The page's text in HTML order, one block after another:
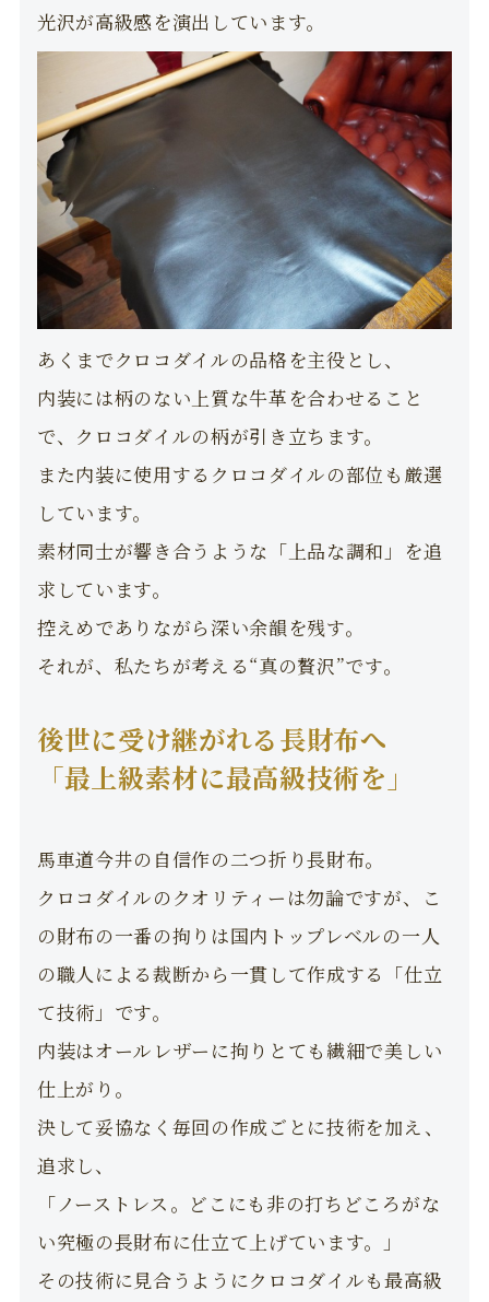
光沢が高級感を演出しています。
あくまでクロコダイルの品格を主役とし、
内装には柄のない上質な牛革を合わせること
で、クロコダイルの柄が引き立ちます。
また内装に使用するクロコダイルの部位も厳選
しています。
素材同士が響き合うような「上品な調和」を追
求しています。
控えめでありながら深い余韻を残す。
それが、私たちが考える“真の贅沢”です。
後世に受け継がれる長財布へ
「最上級素材に最高級技術を」
馬車道今井の自信作の二つ折り長財布。
クロコダイルのクオリティーは勿論ですが、こ
の財布の一番の拘りは国内トップレベルの一人
の職人による裁断から一貫して作成する「仕立
て技術」です。
内装はオールレザーに拘りとても繊細で美しい
仕上がり。
決して妥協なく毎回の作成ごとに技術を加え、
追求し、
「ノーストレス。どこにも非の打ちどころがな
い究極の長財布に仕立て上げています。」
その技術に見合うようにクロコダイルも最高級